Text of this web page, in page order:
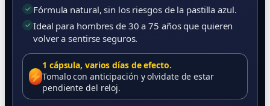
✓ Fórmula natural, sin los riesgos de la pastilla azul.
✓ Ideal para hombres de 30 a 75 años que quieren
volver a sentirse seguros.
1 cápsula, varios días de efecto.
Tomalo con anticipación y olvidate de estar
pendiente del reloj.